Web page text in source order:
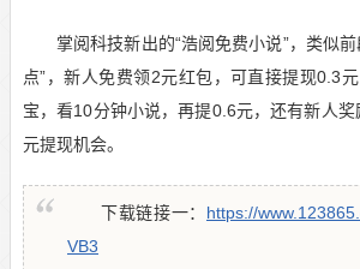
掌阅科技新出的“浩阅免费小说”，类似
点”，新人免费领2元红包，可直接提现0.3
宝，看10分钟小说，再提0.6元，还有新人
元提现机会。
下载链接一： https://
VB3